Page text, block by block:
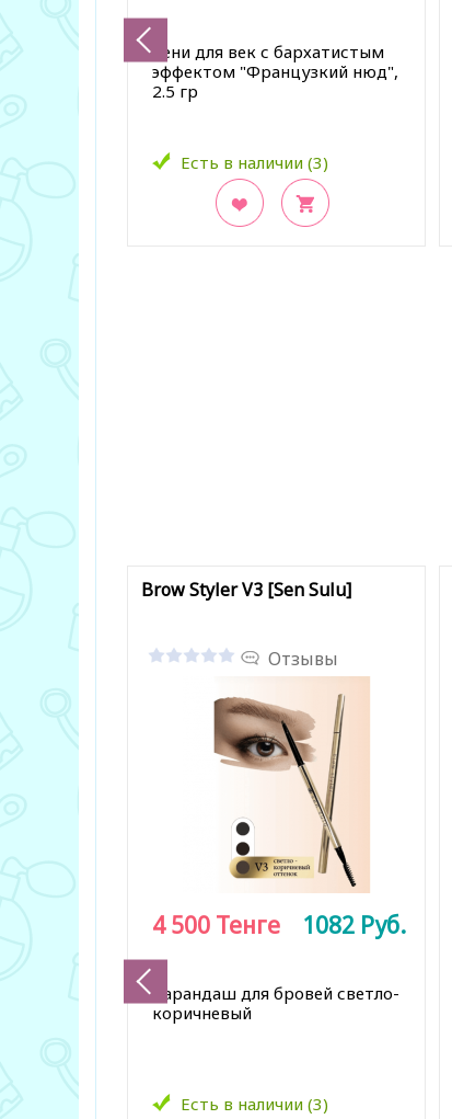
Тени для век с бархатистым
эффектом "Французкий нюд",
2.5 гр
Есть в наличии (3)
Brow Styler V3 [Sen Sulu]
Отзывы
Карандаш для бровей светло-
коричневый
Есть в наличии (3)
4 500 Тенге 1082 Руб.